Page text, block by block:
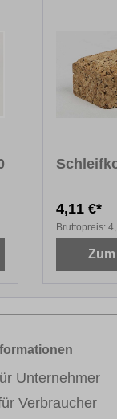
4,11 €*
Bruttopreis:
Unternehmer
Verbraucher